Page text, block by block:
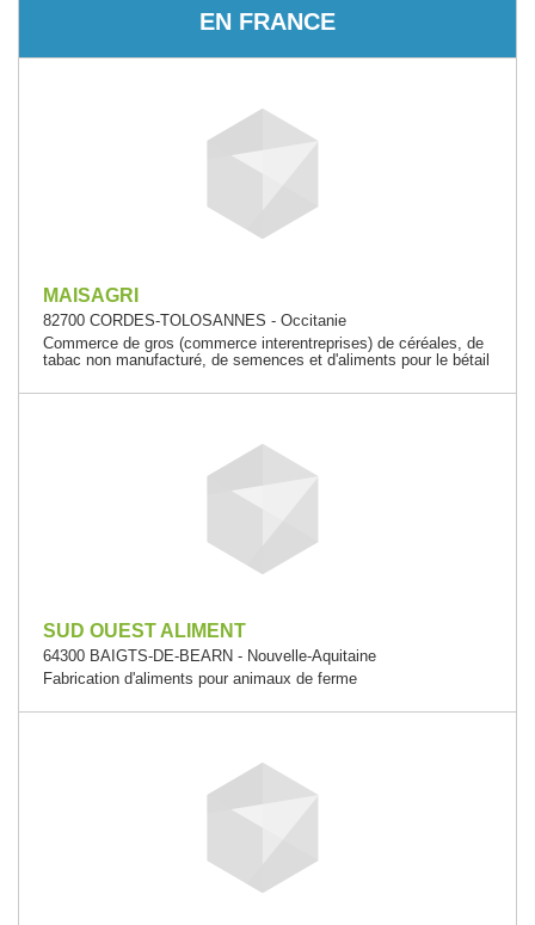
EN FRANCE
MAISAGRI
82700 CORDES-TOLOSANNES - Occitanie
Commerce de gros (commerce interentreprises) de céréales, de
tabac non manufacturé, de semences et d'aliments pour le bétail
SUD OUEST ALIMENT
64300 BAIGTS-DE-BEARN - Nouvelle-Aquitaine
Fabrication d'aliments pour animaux de ferme